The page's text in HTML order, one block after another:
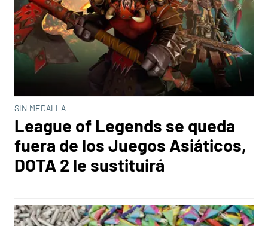
SIN MEDALLA
League of Legends se queda
fuera de los Juegos Asiáticos,
DOTA 2 le sustituirá